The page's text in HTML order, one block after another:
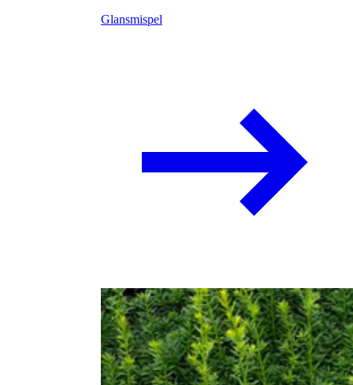
Glansmispel